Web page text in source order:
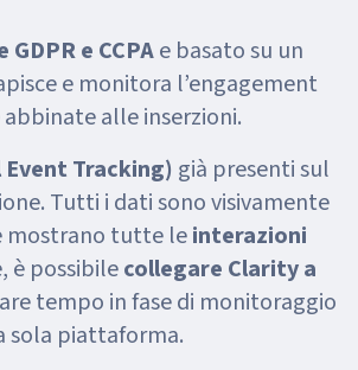
e CCPAe basato su un
e monitora l’engagement
alle inserzioni.
Event Tracking) già presenti sul
Tutti i dati sono visivamente
mostrano tutte leinterazioni
è possibilecollegare Clarity a
tempo in fase di monitoraggio
sola piattaforma.